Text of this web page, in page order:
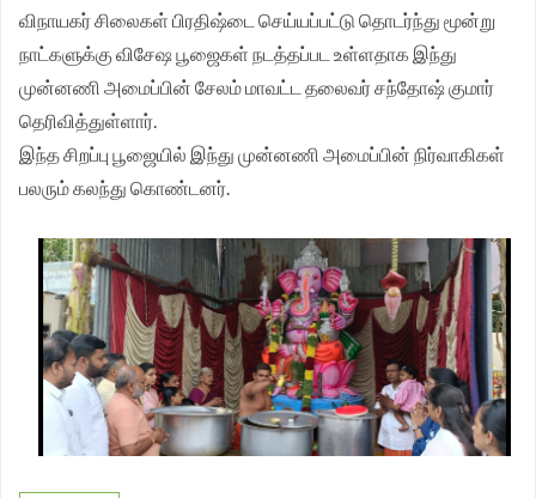
விநாயகர் சிலைகள் பிரதிஷ்டை செய்யப்பட்டு தொடர்ந்து மூன்று
நாட்களுக்கு விசேஷ பூஜைகள் நடத்தப்பட உள்ளதாக இந்து
முன்னணி அமைப்பின் சேலம் மாவட்ட தலைவர் சந்தோஷ் குமார்
தெரிவித்துள்ளார்.
இந்த சிறப்பு பூஜையில் இந்து முன்னணி அமைப்பின் நிர்வாகிகள்
பலரும் கலந்து கொண்டனர்.